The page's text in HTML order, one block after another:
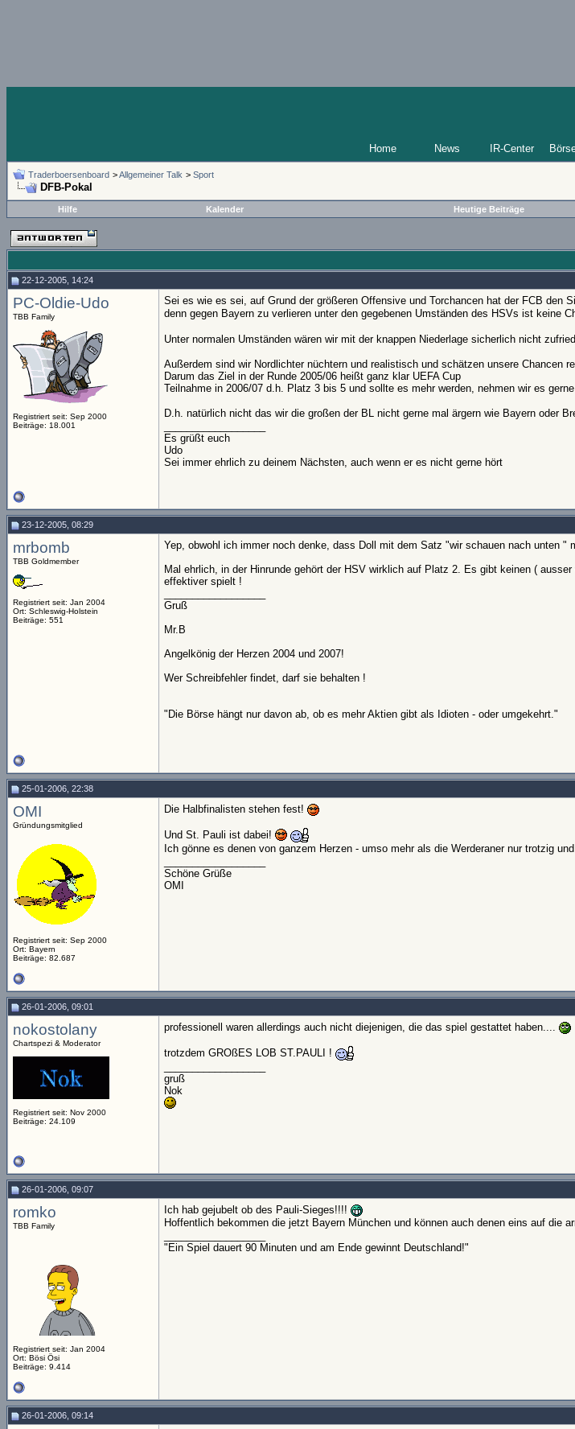
Home News IR-Center
Traderboersenboard >Allgemeiner Talk > Sport
DFB-Pokal
Hilfe Kalender Heutige Beiträge
22-12-2005, 14:24
PC-Oldie-Udo
TBB Family
Registriert seit: Sep 2000
Beiträge: 18.001
Sei es wie es sei, auf Grund der größeren Offensive und Torchancen hat der FCB den
denn gegen Bayern zu verlieren unter den gegebenen Umständen des HSVs ist keine
Unter normalen Umständen wären wir mit der knappen Niederlage sicherlich nicht
Außerdem sind wir Nordlichter nüchtern und realistisch und schätzen unsere Chancen
Darum das Ziel in der Runde 2005/06 heißt ganz klar UEFA Cup
Teilnahme in 2006/07 d.h. Platz 3 bis 5 und sollte es mehr werden, nehmen wir es
D.h. natürlich nicht das wir die großen der BL nicht gerne mal ärgern wie Bayern oder
Es grüßt euch
Udo
Sei immer ehrlich zu deinem Nächsten, auch wenn er es nicht gerne hört
23-12-2005, 08:29
mrbomb
TBB Goldmember
Registriert seit: Jan 2004
Ort: Schleswig-Holstein
Beiträge: 551
Yep, obwohl ich immer noch denke, dass Doll mit dem Satz "wir schauen nach unten "
Mal ehrlich, in der Hinrunde gehört der HSV wirklich auf Platz 2. Es gibt keinen (
effektiver spielt !
Gruß
Mr.B
Angelkönig der Herzen 2004 und 2007!
Wer Schreibfehler findet, darf sie behalten !
"Die Börse hängt nur davon ab, ob es mehr Aktien gibt als Idioten - oder umgekehrt."
25-01-2006, 22:38
OMI
Gründungsmitglied
Registriert seit: Sep 2000
Ort: Bayern
Beiträge: 82.687
Die Halbfinalisten stehen fest!
Und St. Pauli ist dabei!
Ich gönne es denen von ganzem Herzen - umso mehr als die Werderaner nur trotzig
Schöne Grüße
OMI
26-01-2006, 09:01
nokostolany
Chartspezi & Moderator
Registriert seit: Nov 2000
Beiträge: 24.109
professionell waren allerdings auch nicht diejenigen, die das spiel gestattet haben....
trotzdem GROßES LOB ST.PAULI !
gruß
Nok
26-01-2006, 09:07
romko
TBB Family
Registriert seit: Jan 2004
Ort: Bösi Ösi
Beiträge: 9.414
Ich hab gejubelt ob des Pauli-Sieges!!!!
Hoffentlich bekommen die jetzt Bayern München und können auch denen eins auf die
"Ein Spiel dauert 90 Minuten und am Ende gewinnt Deutschland!"
26-01-2006, 09:14